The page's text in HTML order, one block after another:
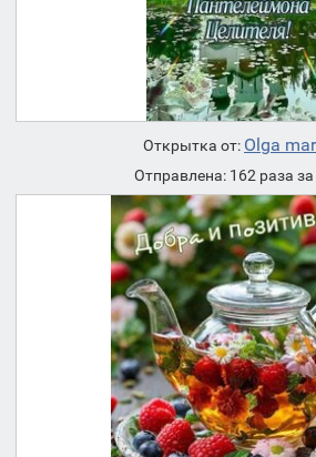
Открытка от: Olga
Отправлена: 162 раза за